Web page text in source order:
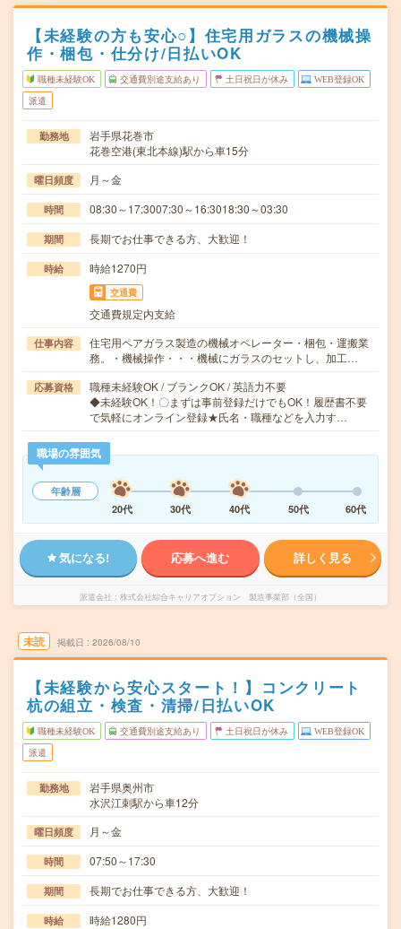
【未経験の方も安心○】住宅用ガラスの機械操
作・梱包・仕分け/日払いOK
職種未経験OK 交通費別途支給あり 土日祝日が休み WEB登録OK
派遣
勤務地
岩手県花巻市
花巻空港(東北本線)駅から車15分
曜日頻度 月～金
時間 08:30～17:3007:30～16:3018:30～03:30
期間 長期でお仕事できる方、大歓迎！
時給 時給1270円
交通費
交通費規定内支給
仕事内容
住宅用ペアガラス製造の機械オペレーター・梱包・運搬業
務。・機械操作・・・機械にガラスのセットし、加工…
応募資格
職種未経験OK / ブランクOK / 英語力不要
◆未経験OK！〇まずは事前登録だけでもOK！履歴書不要
で気軽にオンライン登録★氏名・職種などを入力す…
職場の雰囲気
年齢層
20代
30代 40代 50代 60代
気になる! 応募へ進む 詳しく見る
派遣会社 株式会社綜合キャリアオプション 製造事業部（全国）
未読 掲載日 2026/08/10
【未経験から安心スタート！】コンクリート
杭の組立・検査・清掃/日払いOK
職種未経験OK 交通費別途支給あり 土日祝日が休み WEB登録OK
派遣
勤務地
岩手県奥州市
水沢江刺駅から車12分
曜日頻度 月～金
時間 07:50～17:30
期間 長期でお仕事できる方、大歓迎！
時給 時給1280円